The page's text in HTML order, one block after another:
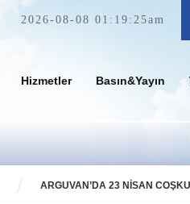
2026-08-08 01:19:25am
Hizmetler Basın&Yayın
ARGUVAN’DA 23 NİSAN